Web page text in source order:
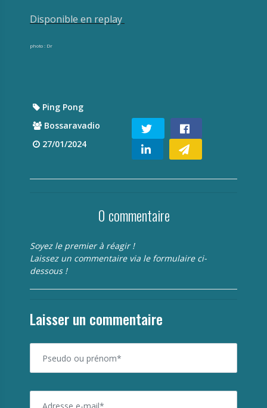
Disponible en replay
photo : Dr
Ping Pong
Bossaravadio
27/01/2024
0 commentaire
Soyez le premier à réagir !
Laissez un commentaire via le formulaire ci-
dessous !
Laisser un commentaire